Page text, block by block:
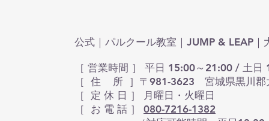
公式｜パルクール教室｜JUMP & LEAP｜
［ 営業時間 ］ 平日 15:00～21:00 / 土日
［ 住 所 ］〒981-3623 宮城県黒川郡
​［ 定 休 日 ］ 月曜日・火曜日
［ お 電 話 ］ 080-7216-1382